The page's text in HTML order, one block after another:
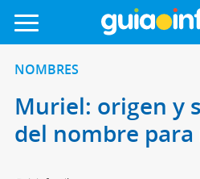
NOMBRES
Muriel: origen y
del nombre